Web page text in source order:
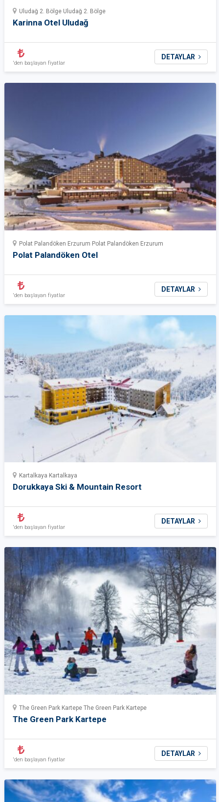
Uludağ 2. Bölge Uludağ 2. Bölge
Karinna Otel Uludağ
'den başlayan fiyatlar
DETAYLAR
Polat Palandöken Erzurum Polat Palandöken Erzurum
Polat Palandöken Otel
'den başlayan fiyatlar
DETAYLAR
Kartalkaya Kartalkaya
Dorukkaya Ski & Mountain Resort
'den başlayan fiyatlar
DETAYLAR
The Green Park Kartepe The Green Park Kartepe
The Green Park Kartepe
'den başlayan fiyatlar
DETAYLAR